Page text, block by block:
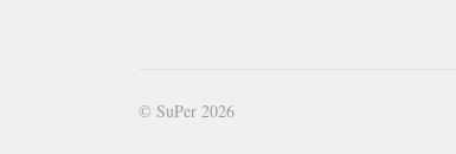
© SuPer 2026